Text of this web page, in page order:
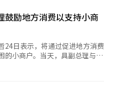
方米，设有200个座位，营业
牛排以合理价格提供优质牛排
，顾客可亲自选择肉类部位和
部部长表示：“此次开设的德州
商圈的首家旗舰店，将借此进一
饮竞争力。”※ 本报道经人工
鼓励地方消费以支持小商
24日表示，将通过促进地方消费
的小商户。当天，具副总理与中
仁川富平举行的同行节活动。